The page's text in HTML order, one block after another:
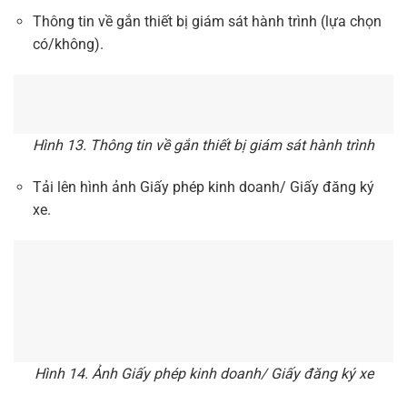
Thông tin về gắn thiết bị giám sát hành trình (lựa chọn
có/không).
Hình 13. Thông tin về gắn thiết bị giám sát hành trình
Tải lên hình ảnh Giấy phép kinh doanh/ Giấy đăng ký
xe.
Hình 14. Ảnh Giấy phép kinh doanh/ Giấy đăng ký xe